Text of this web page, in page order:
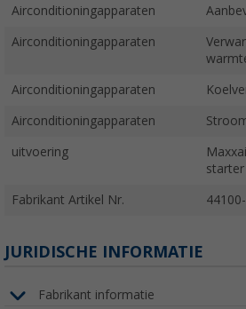
Airconditioningapparaten
Airconditioningapparaten
Airconditioningapparaten
Airconditioningapparaten
uitvoering
starter
Fabrikant Artikel Nr.
JURIDISCHE INFORMATIE
Fabrikant informatie